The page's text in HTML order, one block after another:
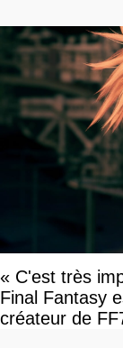
« C'est très
Final Fantasy
créateur de